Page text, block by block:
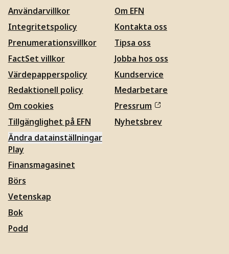
Användarvillkor
Integritetspolicy
Prenumerationsvillkor
FactSet villkor
Värdepapperspolicy
Redaktionell policy
Om cookies
Tillgänglighet på EFN
Ändra datainställningar
Om EFN
Kontakta oss
Tipsa oss
Jobba hos oss
Kundservice
Medarbetare
Pressrum
Nyhetsbrev
Play
Finansmagasinet
Börs
Vetenskap
Bok
Podd